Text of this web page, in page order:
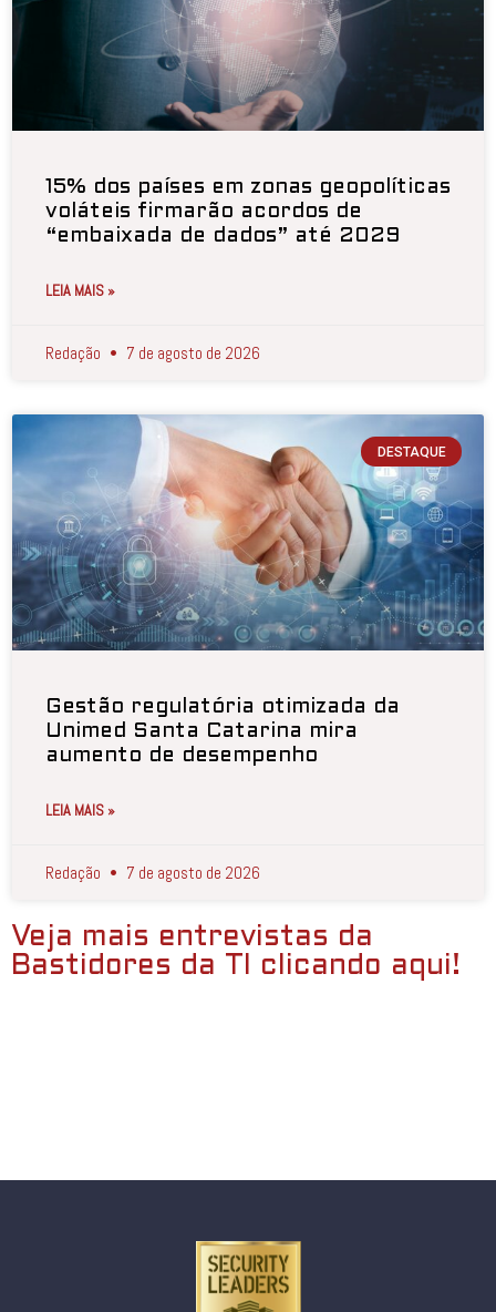
15% dos países em zonas geopolíticas
voláteis firmarão acordos de
“embaixada de dados” até 2029
LEIA MAIS »
Redação 7 de agosto de 2026
DESTAQUE
Gestão regulatória otimizada da
Unimed Santa Catarina mira
aumento de desempenho
LEIA MAIS »
Redação 7 de agosto de 2026
Veja mais entrevistas da
Bastidores da TI clicando aqui!